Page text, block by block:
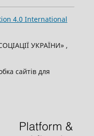
4.0 International
УКРАЇНИ» ,
сайтів для